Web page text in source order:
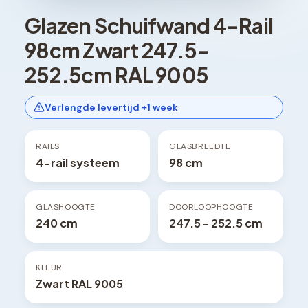
Glazen Schuifwand 4-Rail
98cm Zwart 247.5-
252.5cm RAL 9005
Verlengde levertijd +1 week
RAILS
4-rail systeem
GLASBREEDTE
98 cm
GLASHOOGTE
240 cm
DOORLOOPHOOGTE
247.5 - 252.5 cm
KLEUR
Zwart RAL 9005